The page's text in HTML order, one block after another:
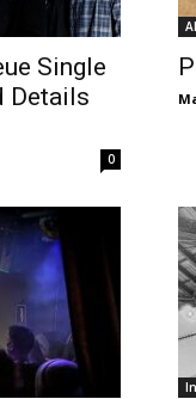
Single
Details
0